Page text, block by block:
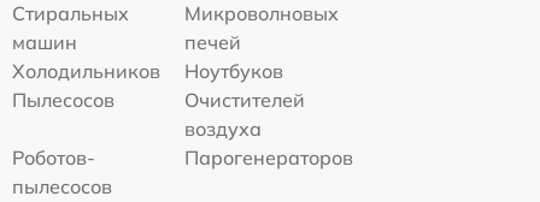
Стиральных
машин
Микроволновых
печей
Холодильников
Ноутбуков
Пылесосов
Очистителей
воздуха
Роботов-
пылесосов
Парогенераторов